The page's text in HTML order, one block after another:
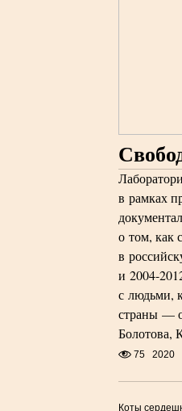
в рамках
о том, как
в
и 2004-
с людьми,
страны —
Болотова,
75 2020
Коты